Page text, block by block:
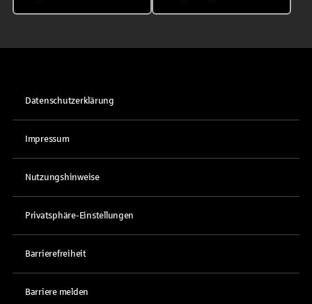
Datenschutzerklärung
Impressum
Nutzungshinweise
Privatsphäre-Einstellungen
Barrierefreiheit
Barriere melden